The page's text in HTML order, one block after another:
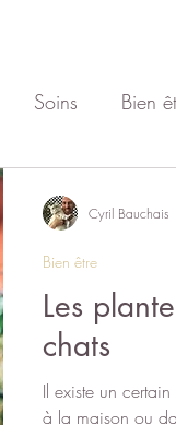
Soins Bien
félin
Les
chats
Il existe un
à la maison ou
Bien être
Cyril Bauchais